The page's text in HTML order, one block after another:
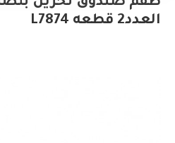
العدد2 قطعه L7874